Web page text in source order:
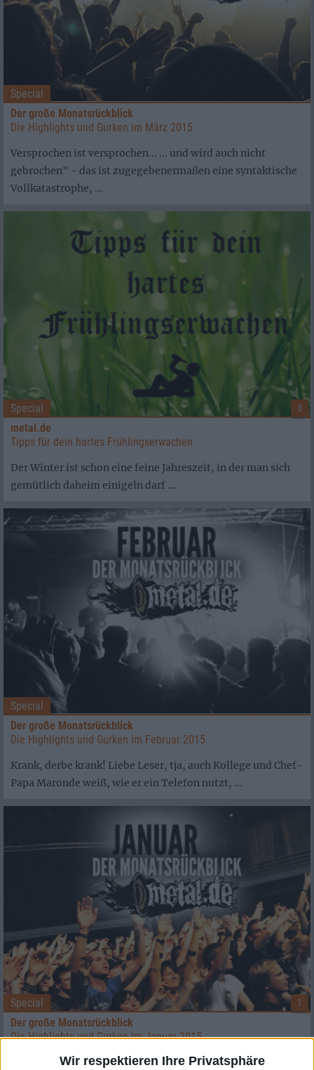
Wir respektieren Ihre Privatsphäre
Special
Der große Monatsrückblick
Die Highlights und Gurken im März 2015
Versprochen ist versprochen... ... und wird auch nicht
gebrochen" - das ist zugegebenermaßen eine syntaktische
Vollkatastrophe, ...
Special
metal.de
Tipps für dein hartes Frühlingserwachen
Der Winter ist schon eine feine Jahreszeit, in der man sich
gemütlich daheim einigeln darf ...
3
Special
Der große Monatsrückblick
Die Highlights und Gurken im Februar 2015
Krank, derbe krank! Liebe Leser, tja, auch Kollege und Chef-
Papa Maronde weiß, wie er ein Telefon nutzt, ...
Special
Der große Monatsrückblick
Die Highlights und Gurken im Januar 2015
Kleiner Einblick gefällig? Habt Ihr Euch schon immer mal
1